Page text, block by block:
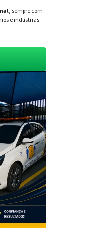
, sempre com
e indústrias.